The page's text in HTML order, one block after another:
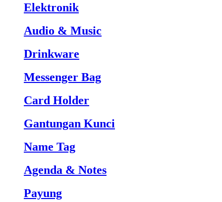
Elektronik
Audio & Music
Drinkware
Messenger Bag
Card Holder
Gantungan Kunci
Name Tag
Agenda & Notes
Payung